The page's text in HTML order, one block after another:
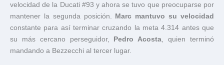
velocidad de la Ducati #93 y ahora se tuvo que preocuparse por
mantener la segunda posición. Marc mantuvo su velocidad
constante para así terminar cruzando la meta 4.314 antes que
su más cercano perseguidor, Pedro Acosta , quien terminó
mandando a Bezzecchi al tercer lugar.